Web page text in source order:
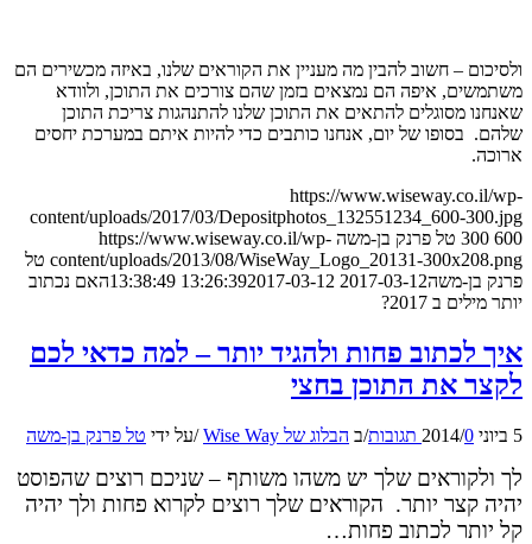
ולסיכום – חשוב להבין מה מעניין את הקוראים שלנו, באיזה מכשירים הם
משתמשים, איפה הם נמצאים בזמן שהם צורכים את התוכן, ולוודא
שאנחנו מסוגלים להתאים את התוכן שלנו להתנהגות צריכת התוכן
שלהם. בסופו של יום, אנחנו כותבים כדי להיות איתם במערכת יחסים
ארוכה.
https://www.wiseway.co.il/wp-
content/uploads/2017/03/Depositphotos_132551234_600-300.jpg
300 600 טל פרנק בן-משה https://www.wiseway.co.il/wp-
content/uploads/2013/08/WiseWay_Logo_20131-300x208.png טל
פרנק בן-משה2017-03-12 13:26:39
2017-03-12 13:38:49
האם נכתוב
יותר מילים ב 2017?
איך לכתוב פחות ולהגיד יותר – למה כדאי לכם
לקצר את התוכן בחצי
5 ביוני 2014 /0 תגובות /ב הבלוג של Wise Way /על ידי טל פרנק בן-משה
לך ולקוראים שלך יש משהו משותף – שניכם רוצים שהפוסט
יהיה קצר יותר. הקוראים שלך רוצים לקרוא פחות ולך יהיה
קל יותר לכתוב פחות…